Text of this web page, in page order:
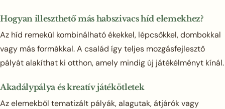
Hogyan illeszthető más habszivacs híd elemekhez?
Az híd remekül kombinálható ékekkel, lépcsőkkel, dombokkal
vagy más formákkal. A család így teljes mozgásfejlesztő
pályát alakíthat ki otthon, amely mindig új játékélményt kínál.
Akadálypálya és kreatív játékötletek
Az elemekből tematizált pályák, alagutak, átjárók vagy